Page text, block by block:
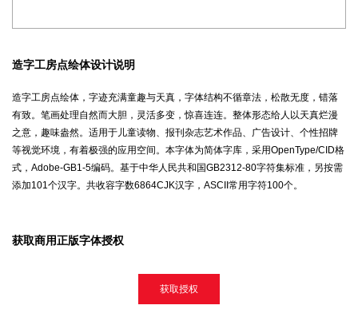
造字工房点绘体设计说明
造字工房点绘体，字迹充满童趣与天真，字体结构不循章法，松散无度，错落
有致。笔画处理自然而大胆，灵活多变，惊喜连连。整体形态给人以天真烂漫
之意，趣味盎然。适用于儿童读物、报刊杂志艺术作品、广告设计、个性招牌
等视觉环境，有着极强的应用空间。本字体为简体字库，采用OpenType/CID格
式，Adobe-GB1-5编码。基于中华人民共和国GB2312-80字符集标准，另按需
添加101个汉字。共收容字数6864CJK汉字，ASCII常用字符100个。
获取商用正版字体授权
获取授权